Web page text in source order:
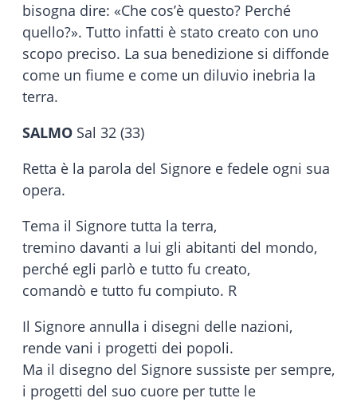
bisogna dire: «Che cos’è questo? Perché
quello?». Tutto infatti è stato creato con uno
scopo preciso. La sua benedizione si diffonde
come un fiume e come un diluvio inebria la
terra.
SALMO Sal 32 (33)
Retta è la parola del Signore e fedele ogni sua
opera.
Tema il Signore tutta la terra,
tremino davanti a lui gli abitanti del mondo,
perché egli parlò e tutto fu creato,
comandò e tutto fu compiuto. R
Il Signore annulla i disegni delle nazioni,
rende vani i progetti dei popoli.
Ma il disegno del Signore sussiste per sempre,
i progetti del suo cuore per tutte le